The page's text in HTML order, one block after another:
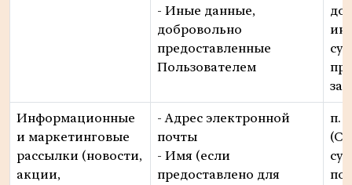
- Иные данные,
добровольно
предоставленные
Пользователем
Информационные
и маркетинговые
рассылки (новости,
акции,
- Адрес электронной
почты
- Имя (если
предоставлено для
п.